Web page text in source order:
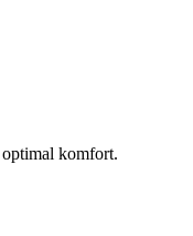
optimal komfort.